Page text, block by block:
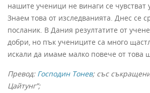
нашите ученици не винаги се чувстват
Знаем това от изследванията. Днес се
посланик. В Дания резултатите от
добри, но пък учениците са много
искали да имаме малко повече от това
Превод: Господин Тонев; със
Цайтунг”;